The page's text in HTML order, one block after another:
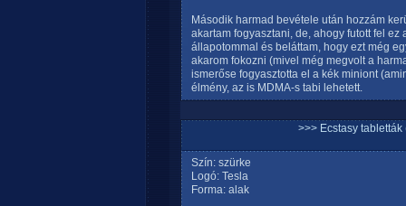
Második harmad bevétele után hozzám
akartam fogyasztani, de, ahogy futott fel
állapotommal és beláttam, hogy ezt még
akarom fokozni (mivel még megvolt a
ismerőse fogyasztotta el a kék miniont
élmény, az is MDMA-s tabi lehetett.
>>> Ecstasy tabletták
Szín: szürke
Logó: Tesla
Forma: alak